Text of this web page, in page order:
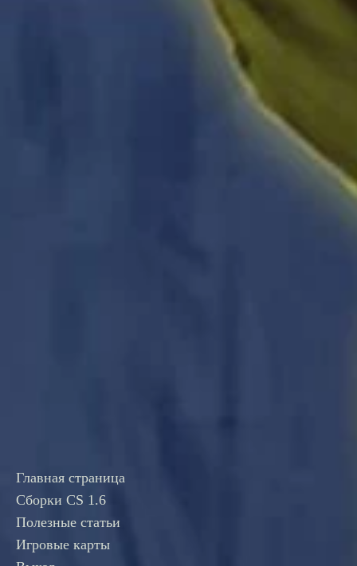
Главная страница
Сборки CS 1.6
Полезные статьи
Игровые карты